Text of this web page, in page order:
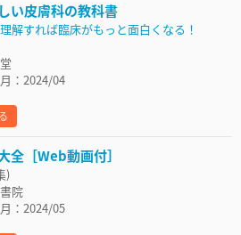
い皮膚科の教科書
解すれば臨床がもっと面白くなる！
：2024/04
全［Web動画付］
)
院
：2024/05